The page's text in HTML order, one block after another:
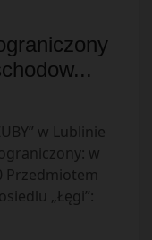
w Lublinie
w
Przedmiotem
„Łęgi”: